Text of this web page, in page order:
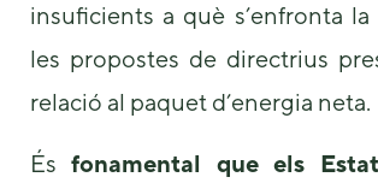
insuficients a què s’enfronta la
les propostes de directrius
relació al paquet d’energia neta.
Ésfonamental que els